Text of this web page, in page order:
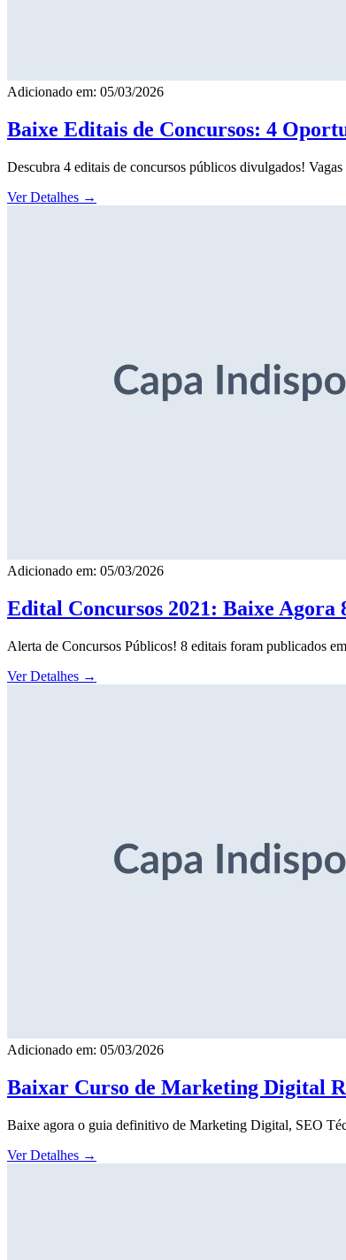
Adicionado em: 05/03/2026
Baixe Editais de Concursos: 4
Descubra 4 editais de concursos públicos divulgados!
Ver Detalhes →
Adicionado em: 05/03/2026
Edital Concursos 2021: Baixe
Alerta de Concursos Públicos! 8 editais foram publicados
Ver Detalhes →
Adicionado em: 05/03/2026
Baixar Curso de Marketing Digital
Baixe agora o guia definitivo de Marketing Digital, SEO
Ver Detalhes →